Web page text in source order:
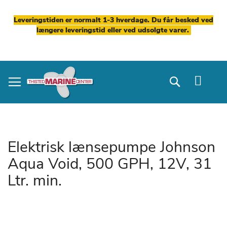
Leveringstiden er normalt 1-3 hverdage. Du får besked ved
længere leveringstid eller ved udsolgte varer.
to
Content
Search
Elektrisk lænsepumpe Johnson
Aqua Void, 500 GPH, 12V, 31
Ltr. min.